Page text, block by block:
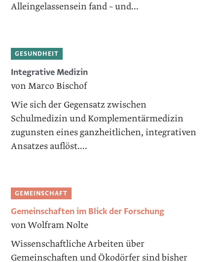
Alleingelassensein fand – und...
GESUNDHEIT
Integrative Medizin
von Marco Bischof
Wie sich der Gegensatz zwischen
Schulmedizin und Komplementärmedizin
zugunsten eines ganzheitlichen, integrativen
Ansatzes auflöst....
GEMEINSCHAFT
Gemeinschaften im Blick der Forschung
von Wolfram Nolte
Wissenschaftliche Arbeiten über
Gemeinschaften und Ökodörfer sind bisher